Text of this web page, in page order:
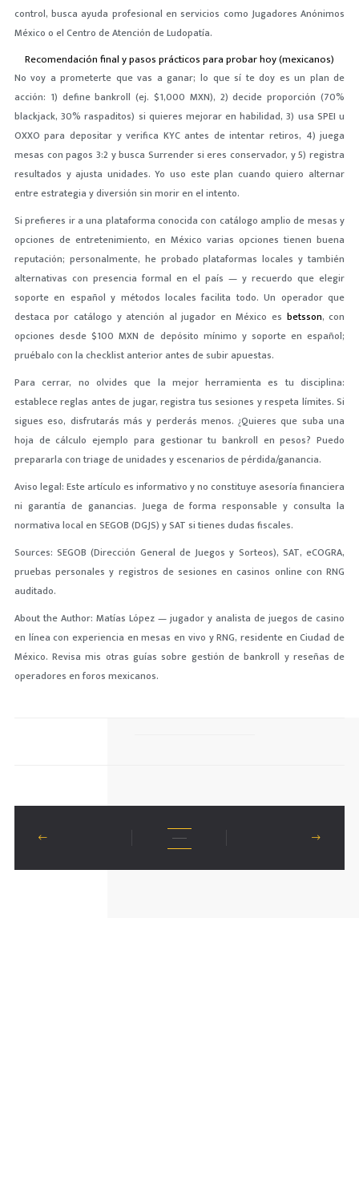
control, busca ayuda profesional en servicios como Jugadores Anónimos
México o el Centro de Atención de Ludopatía.
Recomendación final y pasos prácticos para probar hoy (mexicanos)
No voy a prometerte que vas a ganar; lo que sí te doy es un plan de
acción: 1) define bankroll (ej. $1,000 MXN), 2) decide proporción (70%
blackjack, 30% raspaditos) si quieres mejorar en habilidad, 3) usa SPEI u
OXXO para depositar y verifica KYC antes de intentar retiros, 4) juega
mesas con pagos 3:2 y busca Surrender si eres conservador, y 5) registra
resultados y ajusta unidades. Yo uso este plan cuando quiero alternar
entre estrategia y diversión sin morir en el intento.
Si prefieres ir a una plataforma conocida con catálogo amplio de mesas y
opciones de entretenimiento, en México varias opciones tienen buena
reputación; personalmente, he probado plataformas locales y también
alternativas con presencia formal en el país — y recuerdo que elegir
soporte en español y métodos locales facilita todo. Un operador que
destaca por catálogo y atención al jugador en México es betsson, con
opciones desde $100 MXN de depósito mínimo y soporte en español;
pruébalo con la checklist anterior antes de subir apuestas.
Para cerrar, no olvides que la mejor herramienta es tu disciplina:
establece reglas antes de jugar, registra tus sesiones y respeta límites. Si
sigues eso, disfrutarás más y perderás menos. ¿Quieres que suba una
hoja de cálculo ejemplo para gestionar tu bankroll en pesos? Puedo
prepararla con triage de unidades y escenarios de pérdida/ganancia.
Aviso legal: Este artículo es informativo y no constituye asesoría financiera
ni garantía de ganancias. Juega de forma responsable y consulta la
normativa local en SEGOB (DGJS) y SAT si tienes dudas fiscales.
Sources: SEGOB (Dirección General de Juegos y Sorteos), SAT, eCOGRA,
pruebas personales y registros de sesiones en casinos online con RNG
auditado.
About the Author: Matías López — jugador y analista de juegos de casino
en línea con experiencia en mesas en vivo y RNG, residente en Ciudad de
México. Revisa mis otras guías sobre gestión de bankroll y reseñas de
operadores en foros mexicanos.